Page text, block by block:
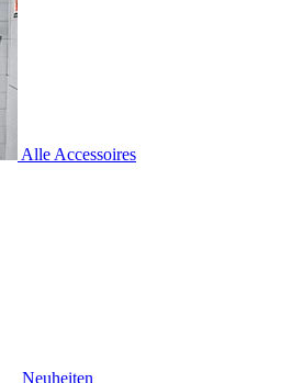
Alle Accessoires
Neuheiten